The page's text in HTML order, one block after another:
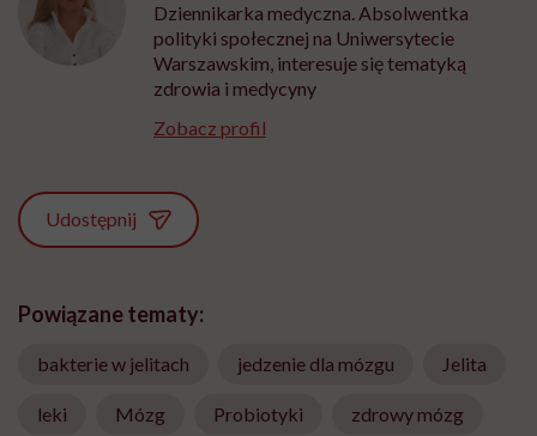
Dziennikarka medyczna. Absolwentka
polityki społecznej na Uniwersytecie
Warszawskim, interesuje się tematyką
zdrowia i medycyny
Zobacz profil
Udostępnij
Powiązane tematy:
bakterie w jelitach jedzenie dla mózgu Jelita
leki Mózg Probiotyki zdrowy mózg